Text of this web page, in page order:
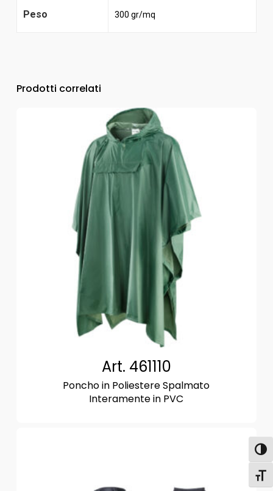
Peso 300 gr/mq
Prodotti correlati
Art. 461110
Poncho in Poliestere Spalmato
Interamente in PVC